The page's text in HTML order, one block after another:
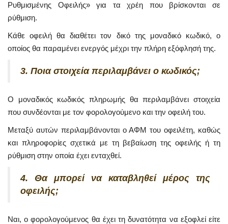
Ρυθμισμένης Οφειλής» για τα χρέη που βρίσκονται σε
ρύθμιση.
Κάθε οφειλή θα διαθέτει τον δικό της μοναδικό κωδικό, ο
οποίος θα παραμένει ενεργός μέχρι την πλήρη εξόφλησή της.
3. Ποια στοιχεία περιλαμβάνει ο κωδικός;
Ο μοναδικός κωδικός πληρωμής θα περιλαμβάνει στοιχεία
που συνδέονται με τον φορολογούμενο και την οφειλή του.
Μεταξύ αυτών περιλαμβάνονται ο ΑΦΜ του οφειλέτη, καθώς
και πληροφορίες σχετικά με τη βεβαίωση της οφειλής ή τη
ρύθμιση στην οποία έχει ενταχθεί.
4. Θα μπορεί να καταβληθεί μέρος της
οφειλής;
Ναι, ο φορολογούμενος θα έχει τη δυνατότητα να εξοφλεί είτε